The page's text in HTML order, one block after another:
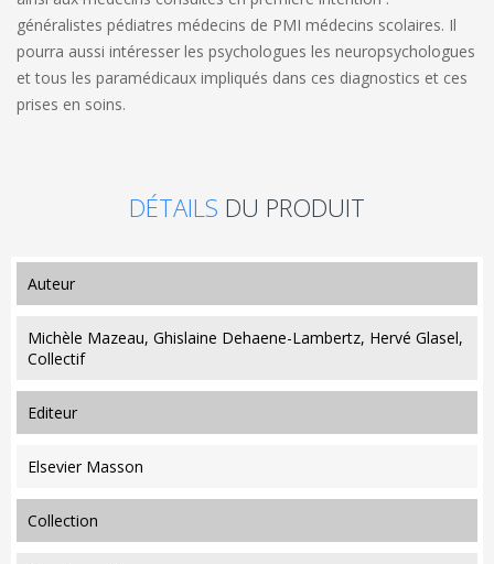
généralistes pédiatres médecins de PMI médecins scolaires. Il
pourra aussi intéresser les psychologues les neuropsychologues
et tous les paramédicaux impliqués dans ces diagnostics et ces
prises en soins.
DÉTAILS DU PRODUIT
auteur
Michèle Mazeau, Ghislaine Dehaene-Lambertz, Hervé Glasel,
Collectif
editeur
Elsevier Masson
collection